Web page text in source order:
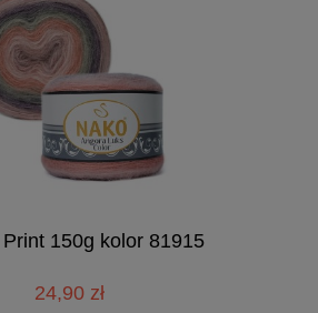
150g kolor 81915
24,90 zł